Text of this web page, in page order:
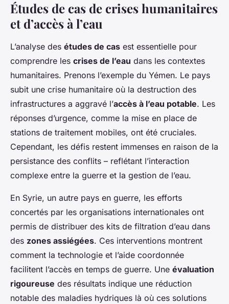
Études de cas de crises humanitaires
et d’accès à l’eau
L’analyse des études de cas est essentielle pour
comprendre les crises de l’eau dans les contextes
humanitaires. Prenons l’exemple du Yémen. Le pays
subit une crise humanitaire où la destruction des
infrastructures a aggravé l’accès à l’eau potable. Les
réponses d’urgence, comme la mise en place de
stations de traitement mobiles, ont été cruciales.
Cependant, les défis restent immenses en raison de la
persistance des conflits – reflétant l’interaction
complexe entre la guerre et la gestion de l’eau.
En Syrie, un autre pays en guerre, les efforts
concertés par les organisations internationales ont
permis de distribuer des kits de filtration d’eau dans
des zones assiégées. Ces interventions montrent
comment la technologie et l’aide coordonnée
facilitent l’accès en temps de guerre. Une évaluation
rigoureuse des résultats indique une réduction
notable des maladies hydriques là où ces solutions